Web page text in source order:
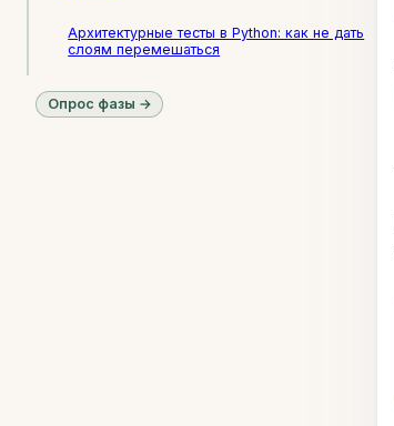
Архитектурные тесты в Python: как не дать
слоям перемешаться
Опрос фазы →